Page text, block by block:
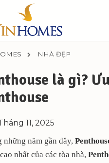
NHÀ ĐẸP
là gì?
11, 2025
những năm gần đây,
nhất của các tòa nhà,